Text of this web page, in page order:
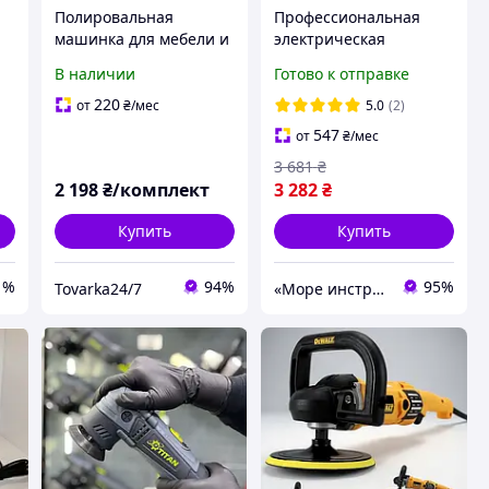
Полировальная
машинка для мебели и
Профессиональная
полировальная
В наличии
от220 ₴/мес
2 198 ₴/комплект
Купить
Tovarka24/7 94%
Профессиональная
электрическая
полировальная
машина TITAN STP
PRP14-2 150 (1200 Вт,
150 мм, Сумка)
Готово к отправке
5.0 (2)
от547₴/мес
3 282₴
3 681 ₴
Купить
«Море инструментов» 95%